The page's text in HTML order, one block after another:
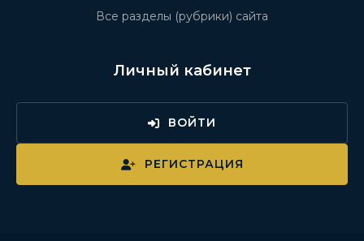
Все разделы (рубрики) сайта
Личный кабинет
ВОЙТИ
РЕГИСТРАЦИЯ